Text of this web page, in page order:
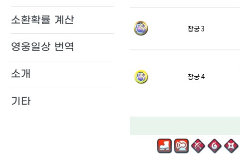
소환확률 계산
영웅일상 번역
소개
기타
창궁 3
창궁 4